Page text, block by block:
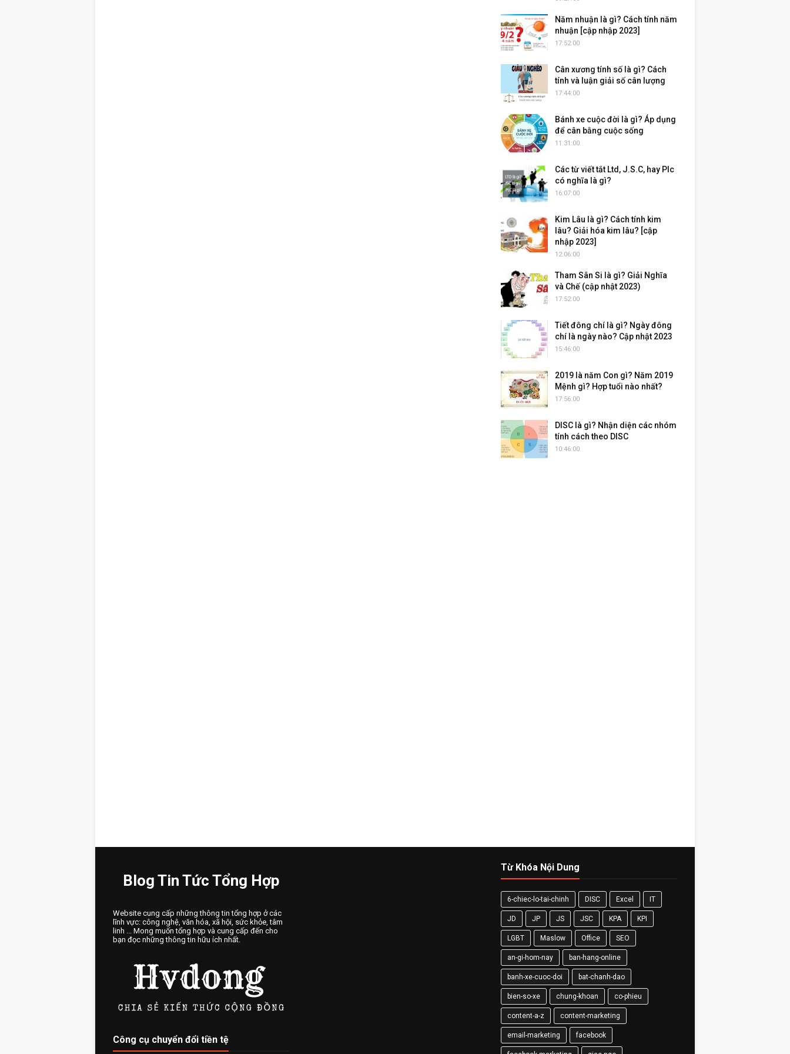
Năm nhuận là gì? Cách tính năm
nhuận [cập nhập 2023]
17:52:00
Cân xương tính số là gì? Cách
tính và luận giải số cân lượng
17:44:00
Bánh xe cuộc đời là gì? Áp dụng
để cân bằng cuộc sống
11:31:00
Các từ viết tắt Ltd, J.S.C, hay Plc
có nghĩa là gì?
16:07:00
Kim Lâu là gì? Cách tính kim
lâu? Giải hóa kim lâu? [cập
nhập 2023]
12:06:00
Tham Sân Si là gì? Giải Nghĩa
và Chế (cập nhật 2023)
17:52:00
Tiết đông chí là gì? Ngày đông
chí là ngày nào? Cập nhật 2023
15:46:00
2019 là năm Con gì? Năm 2019
Mệnh gì? Hợp tuổi nào nhất?
17:56:00
DISC là gì? Nhận diện các nhóm
tính cách theo DISC
10:46:00
Blog Tin Tức Tổng Hợp
Website cung cấp những thông tin tổng hợp ở các
lĩnh vực: công nghệ, văn hóa, xã hội, sức khỏe, tâm
linh ... Mong muốn tổng hợp và cung cấp đến cho
bạn đọc những thông tin hữu ích nhất.
Công cụ chuyển đổi tiền tệ
Từ Khóa Nội Dung
6-chiec-lo-tai-chinh DISC Excel IT
JD JP JS JSC KPA KPI
LGBT Maslow Office SEO
an-gi-hom-nay ban-hang-online
banh-xe-cuoc-doi bat-chanh-dao
bien-so-xe chung-khoan co-phieu
content-a-z content-marketing
email-marketing facebook